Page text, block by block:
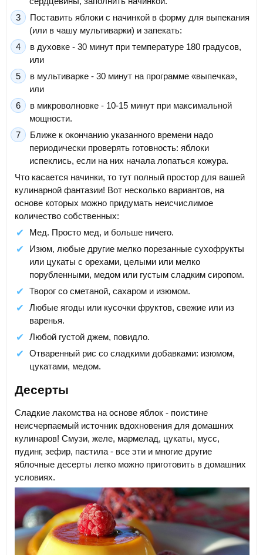
Поставить яблоки с начинкой в форму для выпекания
(или в чашу мультиварки) и запекать:
в духовке - 30 минут при температуре 180 градусов,
или
в мультиварке - 30 минут на программе «выпечка»,
или
в микроволновке - 10-15 минут при максимальной
мощности.
Ближе к окончанию указанного времени надо
периодически проверять готовность: яблоки
испеклись, если на них начала лопаться кожура.
Что касается начинки, то тут полный простор для вашей
кулинарной фантазии! Вот несколько вариантов, на
основе которых можно придумать неисчислимое
количество собственных:
Мед. Просто мед, и больше ничего.
Изюм, любые другие мелко порезанные сухофрукты
или цукаты с орехами, целыми или мелко
порубленными, медом или густым сладким сиропом.
Творог со сметаной, сахаром и изюмом.
Любые ягоды или кусочки фруктов, свежие или из
варенья.
Любой густой джем, повидло.
Отваренный рис со сладкими добавками: изюмом,
цукатами, медом.
Десерты
Сладкие лакомства на основе яблок - поистине
неисчерпаемый источник вдохновения для домашних
кулинаров! Смузи, желе, мармелад, цукаты, мусс,
пудинг, зефир, пастила - все эти и многие другие
яблочные десерты легко можно приготовить в домашних
условиях.